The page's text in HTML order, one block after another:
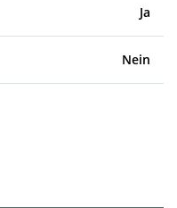
Ja
Nein